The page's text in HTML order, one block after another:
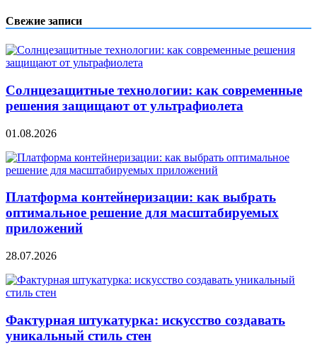
Свежие записи
Солнцезащитные технологии: как современные
решения защищают от ультрафиолета
01.08.2026
Платформа контейнеризации: как выбрать
оптимальное решение для масштабируемых
приложений
28.07.2026
Фактурная штукатурка: искусство создавать
уникальный стиль стен